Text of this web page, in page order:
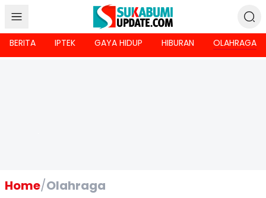
BERITA IPTEK GAYA HIDUP HIBURAN OLAHRAGA
Home/Olahraga